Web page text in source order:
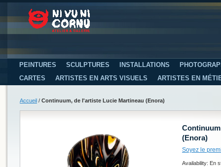
PEINTURES SCULPTURES INSTALLATIONS
CARTES
ARTISTES EN ARTS VISUELS ARTISTES EN
Accueil / Continuum, de l'artiste Lucie Martineau (Enora)
(Enora)
Soyez le
Availability: En